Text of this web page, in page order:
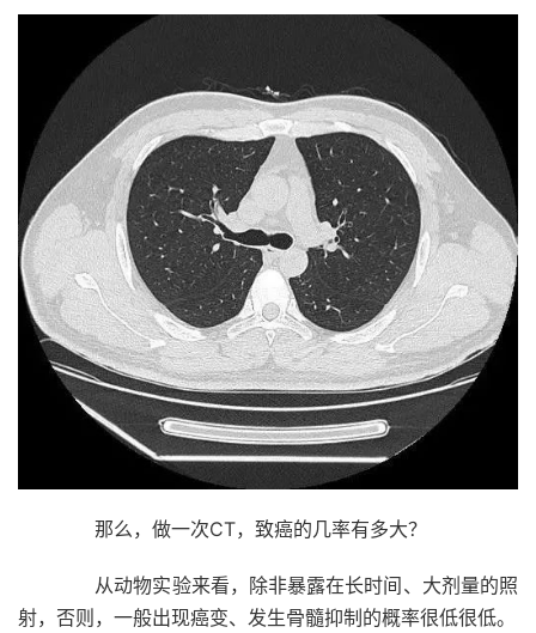
那么，做一次CT，致癌的几率有多大？
从动物实验来看，除非暴露在长时间、大剂量的照
射，否则，一般出现癌变、发生骨髓抑制的概率很低很低。